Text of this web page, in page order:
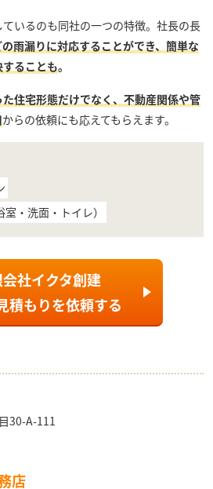
いるのも同社の一つの特徴。社長の長
雨漏りに対応することができ、簡単な
ることも。
住宅形態だけでなく、不動産関係や管
からの依頼にも応えてもらえます。
・洗面・トイレ）
社イクタ創建
積もりを依頼する
30-A-111
店